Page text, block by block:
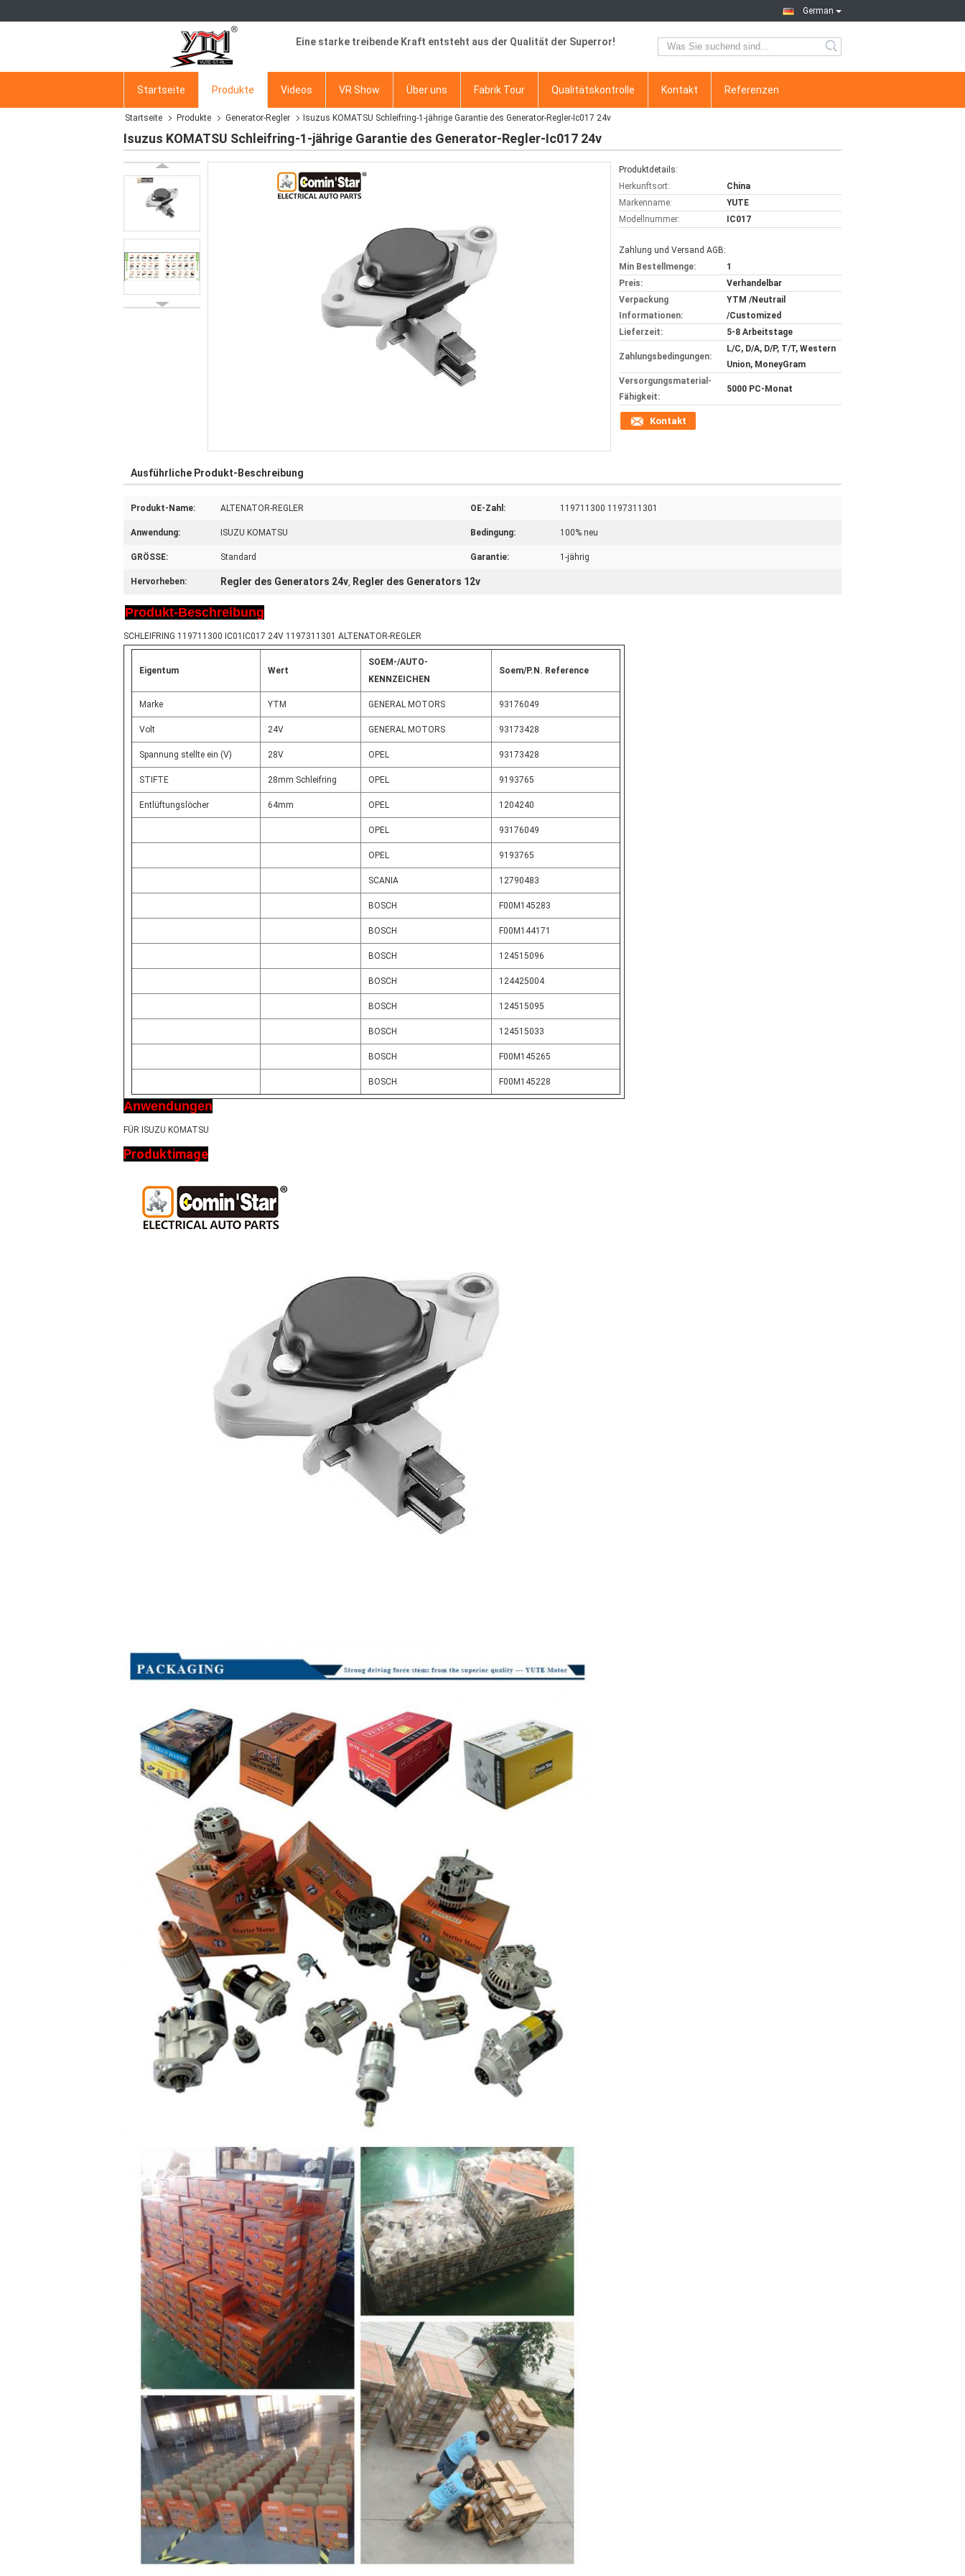
German
Eine starke treibende Kraft entsteht aus der Qualität der Superror!
Startseite Produkte Videos VR Show Über uns Fabrik Tour Qualitätskontrolle Kontakt Referenzen
Startseite Produkte Generator-Regler Isuzus KOMATSU Schleifring-1-jährige Garantie des Generator-Regler-Ic017 24v
Isuzus KOMATSU Schleifring-1-jährige Garantie des Generator-Regler-Ic017 24v
Produktdetails:
Herkunftsort:
China
Markenname:
YUTE
Modellnummer:
IC017
Zahlung und Versand AGB:
Min Bestellmenge:
1
Preis:
Verhandelbar
Verpackung
Informationen:
YTM /Neutrail
/Customized
Lieferzeit:
5-8 Arbeitstage
Zahlungsbedingungen:
L/C, D/A, D/P, T/T, Western
Union, MoneyGram
Versorgungsmaterial-
Fähigkeit:
5000 PC-Monat
Kontakt
Ausführliche Produkt-Beschreibung
Produkt-Name: ALTENATOR-REGLER OE-Zahl: 119711300 1197311301
Anwendung: ISUZU KOMATSU Bedingung: 100% neu
GRÖSSE: Standard Garantie: 1-jährig
Hervorheben: Regler des Generators 24v, Regler des Generators 12v
Produkt-Beschreibung
SCHLEIFRING 119711300 IC01IC017 24V 1197311301 ALTENATOR-REGLER
Eigentum Wert
SOEM-/AUTO-
KENNZEICHEN
Soem/P.N. Reference
Marke YTM GENERAL MOTORS 93176049
Volt 24V GENERAL MOTORS 93173428
Spannung stellte ein (V) 28V OPEL 93173428
STIFTE 28mm Schleifring OPEL 9193765
Entlüftungslöcher 64mm OPEL 1204240
OPEL 93176049
OPEL 9193765
SCANIA 12790483
BOSCH F00M145283
BOSCH F00M144171
BOSCH 124515096
BOSCH 124425004
BOSCH 124515095
BOSCH 124515033
BOSCH F00M145265
BOSCH F00M145228
Anwendungen
FÜR ISUZU KOMATSU
Produktimage